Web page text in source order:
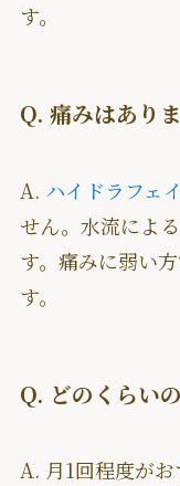
す。
Q. 痛みはあり
A. ハイドラフェ
せん。水流によ
す。痛みに弱い
す。
Q. どのくらい
A. 月1回程度が